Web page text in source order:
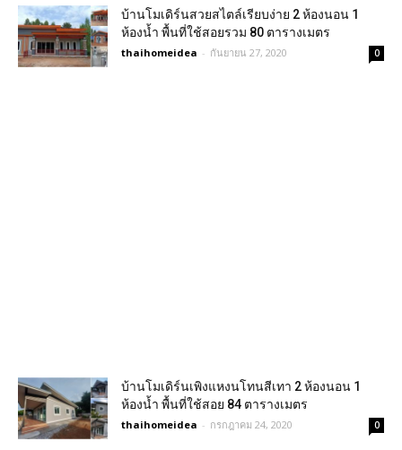
บ้านโมเดิร์นสวยสไตล์เรียบง่าย 2 ห้องนอน 1
ห้องน้ำ พื้นที่ใช้สอยรวม 80 ตารางเมตร
thaihomeidea - กันยายน 27, 2020 0
บ้านโมเดิร์นเพิงแหงนโทนสีเทา 2 ห้องนอน 1
ห้องน้ำ พื้นที่ใช้สอย 84 ตารางเมตร
thaihomeidea - กรกฎาคม 24, 2020 0